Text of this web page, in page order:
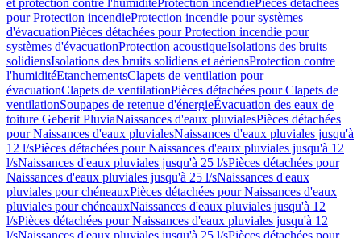
et protection contre l'humiditéProtection incendiePièces détachées
pour Protection incendieProtection incendie pour systèmes
d'évacuationPièces détachées pour Protection incendie pour
systèmes d'évacuationProtection acoustiqueIsolations des bruits
solidiensIsolations des bruits solidiens et aériensProtection contre
l'humiditéEtanchementsClapets de ventilation pour
évacuationClapets de ventilationPièces détachées pour Clapets de
ventilationSoupapes de retenue d'énergieÉvacuation des eaux de
toiture Geberit PluviaNaissances d'eaux pluvialesPièces détachées
pour Naissances d'eaux pluvialesNaissances d'eaux pluviales jusqu'à
12 l/sPièces détachées pour Naissances d'eaux pluviales jusqu'à 12
l/sNaissances d'eaux pluviales jusqu'à 25 l/sPièces détachées pour
Naissances d'eaux pluviales jusqu'à 25 l/sNaissances d'eaux
pluviales pour chéneauxPièces détachées pour Naissances d'eaux
pluviales pour chéneauxNaissances d'eaux pluviales jusqu'à 12
l/sPièces détachées pour Naissances d'eaux pluviales jusqu'à 12
l/sNaissances d'eaux pluviales jusqu'à 25 l/sPièces détachées pour